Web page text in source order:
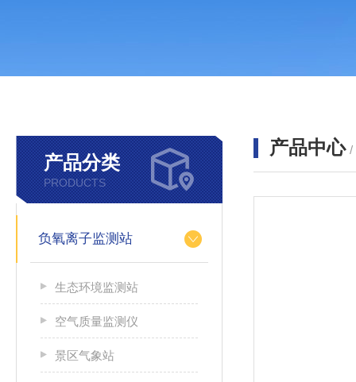
产品分类
PRODUCTS
负氧离子监测站
生态环境监测站
空气质量监测仪
景区气象站
产品中心 /